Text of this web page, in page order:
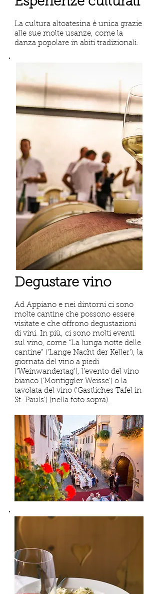
La cultura altoatesina è unica grazie
alle sue molte usanze, come la
danza popolare in abiti tradizionali.
Degustare vino
Ad Appiano e nei dintorni ci sono
molte cantine che possono essere
visitate e che offrono degustazioni
di vini. In più, ci sono molti eventi
sul vino, come “La lunga notte delle
cantine” ('Lange Nacht der Keller'), la
giornata del vino a piedi
('Weinwandertag'), l’evento del vino
bianco ('Montiggler Weisse') o la
tavolata del vino ('Gastliches Tafel in
St. Pauls') (nella foto sopra).